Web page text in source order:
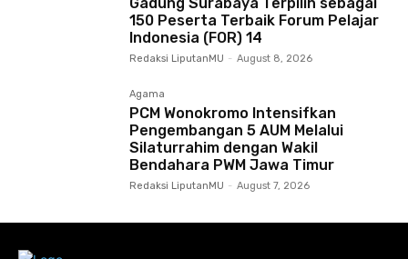
150 Peserta Terbaik Forum Pelajar
Indonesia (FOR) 14
Redaksi LiputanMU - August 8, 2026
Agama
PCM Wonokromo Intensifkan
Pengembangan 5 AUM Melalui
Silaturrahim dengan Wakil
Bendahara PWM Jawa Timur
Redaksi LiputanMU - August 7, 2026